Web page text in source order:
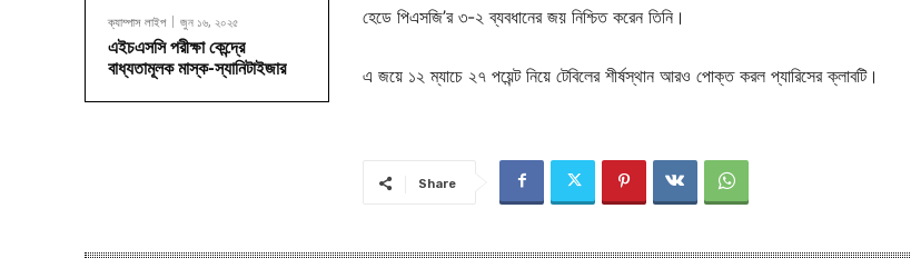
ক্যাম্পাস লাইপ জুন ১৬, ২০২৫
এইচএসসি পরীক্ষা কেন্দ্রে
বাধ্যতামূলক মাস্ক-স্যানিটাইজার
হেডে পিএসজি’র ৩-২ ব্যবধানের জয় নিশ্চিত করেন তিনি।
এ জয়ে ১২ ম্যাচে ২৭ পয়েন্ট নিয়ে টেবিলের শীর্ষস্থান আরও পোক্ত করল প্যারিসের ক্লাবটি।
Share